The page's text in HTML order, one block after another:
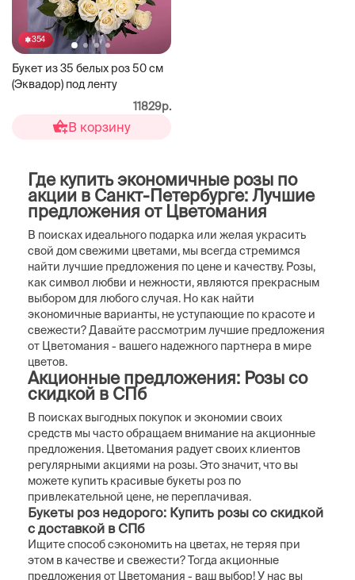
354
Букет из 35 белых роз 50 см
(Эквадор) под ленту
11829р.
В корзину
Где купить экономичные розы по
акции в Санкт-Петербурге: Лучшие
предложения от Цветомания
В поисках идеального подарка или желая украсить
свой дом свежими цветами, мы всегда стремимся
найти лучшие предложения по цене и качеству. Розы,
как символ любви и нежности, являются прекрасным
выбором для любого случая. Но как найти
экономичные варианты, не уступающие по красоте и
свежести? Давайте рассмотрим лучшие предложения
от Цветомания - вашего надежного партнера в мире
цветов.
Акционные предложения: Розы со
скидкой в СПб
В поисках выгодных покупок и экономии своих
средств мы часто обращаем внимание на акционные
предложения. Цветомания радует своих клиентов
регулярными акциями на розы. Это значит, что вы
можете купить красивые букеты роз по
привлекательной цене, не переплачивая.
Букеты роз недорого: Купить розы со скидкой
с доставкой в СПб
Ищите способ сэкономить на цветах, не теряя при
этом в качестве и свежести? Тогда акционные
предложения от Цветомания - ваш выбор! У нас вы